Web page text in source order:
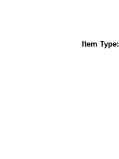
Item Type: